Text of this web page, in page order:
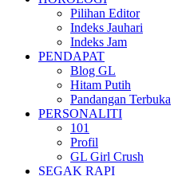
Pilihan Editor
Indeks Jauhari
Indeks Jam
PENDAPAT
Blog GL
Hitam Putih
Pandangan Terbuka
PERSONALITI
101
Profil
GL Girl Crush
SEGAK RAPI